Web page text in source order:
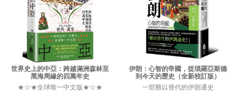
世界史上的中亞：跨越滿洲森林至
黑海周緣的四萬年史
★☆★全球唯一中文版★☆★
伊朗：心智的帝國，從瑣羅亞斯德
到今天的歷史（全新校訂版）
一部難以替代的伊朗通史